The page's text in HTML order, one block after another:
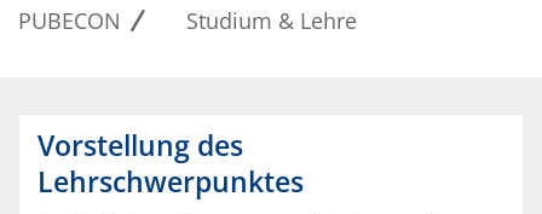
PUBECON Studium & Lehre
Vorstellung des
Lehrschwerpunktes